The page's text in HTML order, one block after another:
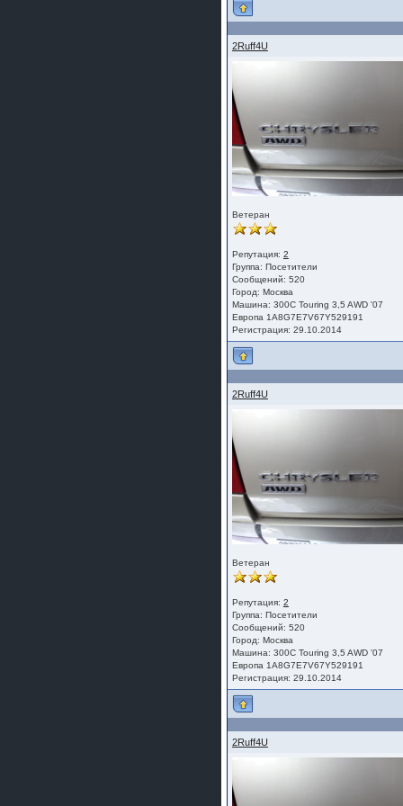
2Ruff4U
Ветеран
Репутация: 2
Группа: Посетители
Сообщений: 520
Город: Москва
Машина: 300С Touring 3,5 AWD '07
Европа 1A8G7E7V67Y529191
Регистрация: 29.10.2014
2Ruff4U
Ветеран
Репутация: 2
Группа: Посетители
Сообщений: 520
Город: Москва
Машина: 300С Touring 3,5 AWD '07
Европа 1A8G7E7V67Y529191
Регистрация: 29.10.2014
2Ruff4U